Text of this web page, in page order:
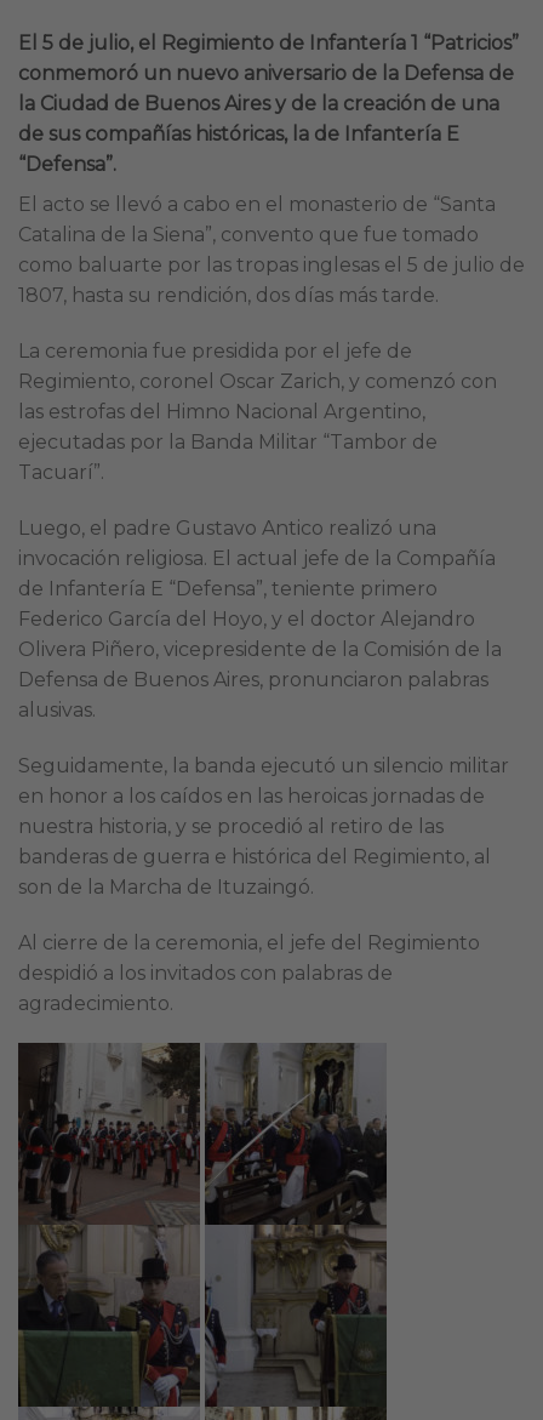
El 5 de julio, el Regimiento de Infantería 1 “Patricios”
conmemoró un nuevo aniversario de la Defensa de
la Ciudad de Buenos Aires y de la creación de una
de sus compañías históricas, la de Infantería E
“Defensa”.
El acto se llevó a cabo en el monasterio de “Santa
Catalina de la Siena”, convento que fue tomado
como baluarte por las tropas inglesas el 5 de julio de
1807, hasta su rendición, dos días más tarde.
La ceremonia fue presidida por el jefe de
Regimiento, coronel Oscar Zarich, y comenzó con
las estrofas del Himno Nacional Argentino,
ejecutadas por la Banda Militar “Tambor de
Tacuarí”.
Luego, el padre Gustavo Antico realizó una
invocación religiosa. El actual jefe de la Compañía
de Infantería E “Defensa”, teniente primero
Federico García del Hoyo, y el doctor Alejandro
Olivera Piñero, vicepresidente de la Comisión de la
Defensa de Buenos Aires, pronunciaron palabras
alusivas.
Seguidamente, la banda ejecutó un silencio militar
en honor a los caídos en las heroicas jornadas de
nuestra historia, y se procedió al retiro de las
banderas de guerra e histórica del Regimiento, al
son de la Marcha de Ituzaingó.
Al cierre de la ceremonia, el jefe del Regimiento
despidió a los invitados con palabras de
agradecimiento.